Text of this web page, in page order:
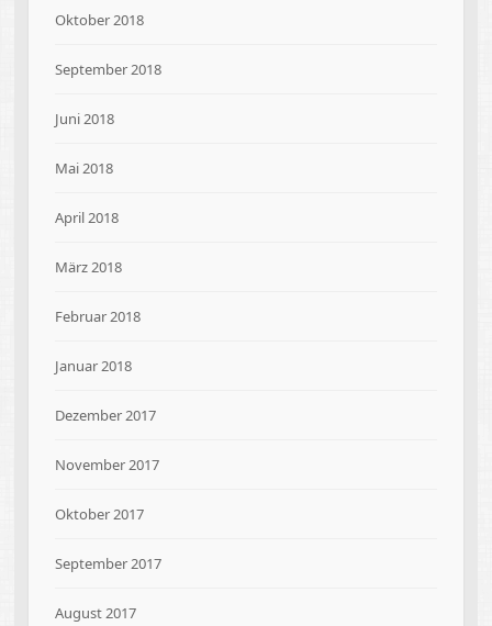
Oktober 2018
September 2018
Juni 2018
Mai 2018
April 2018
März 2018
Februar 2018
Januar 2018
Dezember 2017
November 2017
Oktober 2017
September 2017
August 2017